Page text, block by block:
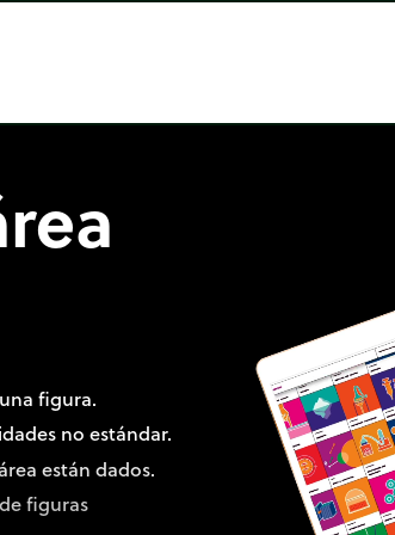
figura.
no estándar.
están dados.
figuras